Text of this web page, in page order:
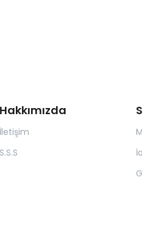
Hakkımızda
İletişim
S.S.S